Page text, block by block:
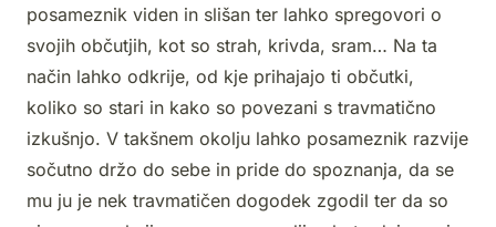
posameznik viden in slišan ter lahko spregovori o
svojih občutjih, kot so strah, krivda, sram… Na ta
način lahko odkrije, od kje prihajajo ti občutki,
koliko so stari in kako so povezani s travmatično
izkušnjo. V takšnem okolju lahko posameznik razvije
sočutno držo do sebe in pride do spoznanja, da se
mu ju je nek travmatičen dogodek zgodil ter da so